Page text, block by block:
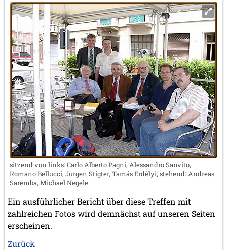
sitzend von links: Carlo Alberto Pagni, Alessandro Sanvito,
Romano Bellucci, Jurgen Stigter, Tamás Erdélyi; stehend: Andreas
Saremba, Michael Negele
Ein ausführlicher Bericht über diese Treffen mit
zahlreichen Fotos wird demnächst auf unseren Seiten
erscheinen.
Zurück